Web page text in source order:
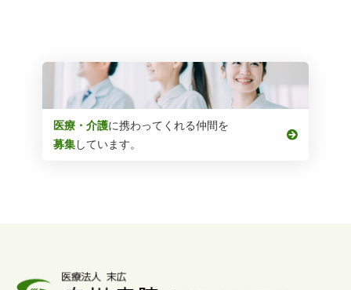
採用情報
医療・介護に携わってくれる仲間を
募集しています。